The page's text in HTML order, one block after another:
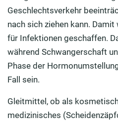
Geschlechtsverkehr
nach sich ziehen kann.
für Infektionen geschaffen.
während Schwangerschaft
Phase der
Fall sein.
Gleitmittel, ob als
medizinisches